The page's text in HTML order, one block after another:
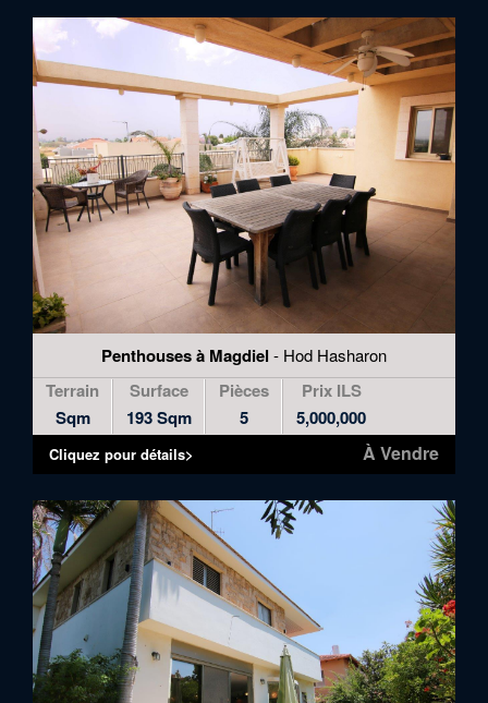
Penthouses à Magdiel - Hod Hasharon
Terrain
Sqm
Surface
193 Sqm
Pièces
5
Prix ILS
5,000,000
À Vendre
Cliquez pour détails>